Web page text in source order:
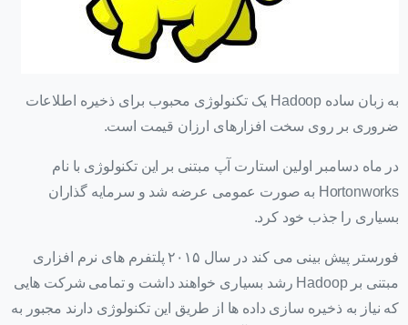
به زبان ساده Hadoop یک تکنولوژی محبوب برای ذخیره اطلاعات
ضروری بر روی سخت افزارهای ارزان قیمت است.
در ماه دسامبر اولین استارت آپ مبتنی بر این تکنولوژی با نام
Hortonworks به صورت عمومی عرضه شد و سرمایه گذاران
بسیاری را جذب خود کرد.
فورستر پیش بینی می کند در سال ۲۰۱۵ پلتفرم های نرم افزاری
مبتنی بر Hadoop رشد بسیاری خواهند داشت و تمامی شرکت هایی
که نیاز به ذخیره سازی داده ها از طریق این تکنولوژی دارند مجبور به